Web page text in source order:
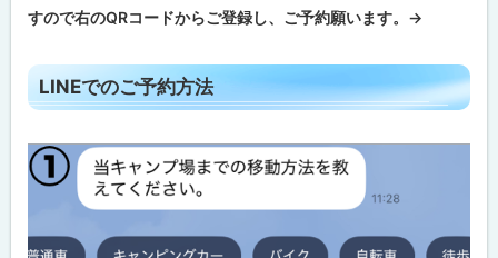
すので右のQRコードからご登録し、ご予約願います。→
ト
ッ
に
戻
LINEでのご予約方法